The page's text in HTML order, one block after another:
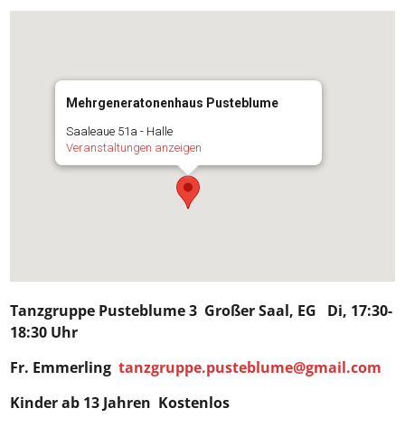
Mehrgeneratonenhaus Pusteblume
Saaleaue 51a - Halle
Veranstaltungen anzeigen
Tanzgruppe Pusteblume 3 Großer Saal, EG Di, 17:30-
18:30 Uhr
Fr. Emmerlingtanzgruppe.pusteblume@gmail.com
Kinder ab 13 Jahren Kostenlos